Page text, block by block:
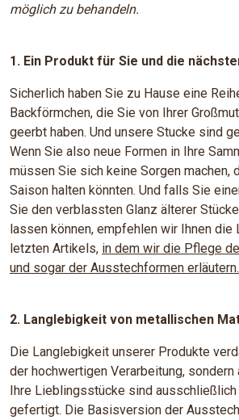
möglich zu behandeln​.
1. Ein Produkt für Sie und die
Sicherlich haben Sie zu Hause eine
Backförmchen, die Sie von Ihrer
geerbt haben. Und unsere Stucke sind
Wenn Sie also neue Formen in Ihre
müssen Sie sich keine Sorgen machen,
Saison halten könnten. Und falls Sie
Sie den verblassten Glanz älterer
lassen können, empfehlen wir Ihnen die
letzten Artikels, in dem wir die Pflege
und sogar der Ausstechformen erläutern.
2. Langlebigkeit von metallischen
Die Langlebigkeit unserer Produkte
der hochwertigen Verarbeitung, sondern
Ihre Lieblingsstücke sind
gefertigt. Die Basisversion der